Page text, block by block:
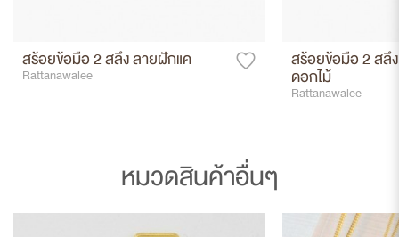
สร้อยข้อมือ 2 สลึง ลายฝักแค
Rattanawalee
สร้อยข้อมือ 2 สลึ
ดอกไม้
Rattanawalee
หมวดสินค้าอื่นๆ